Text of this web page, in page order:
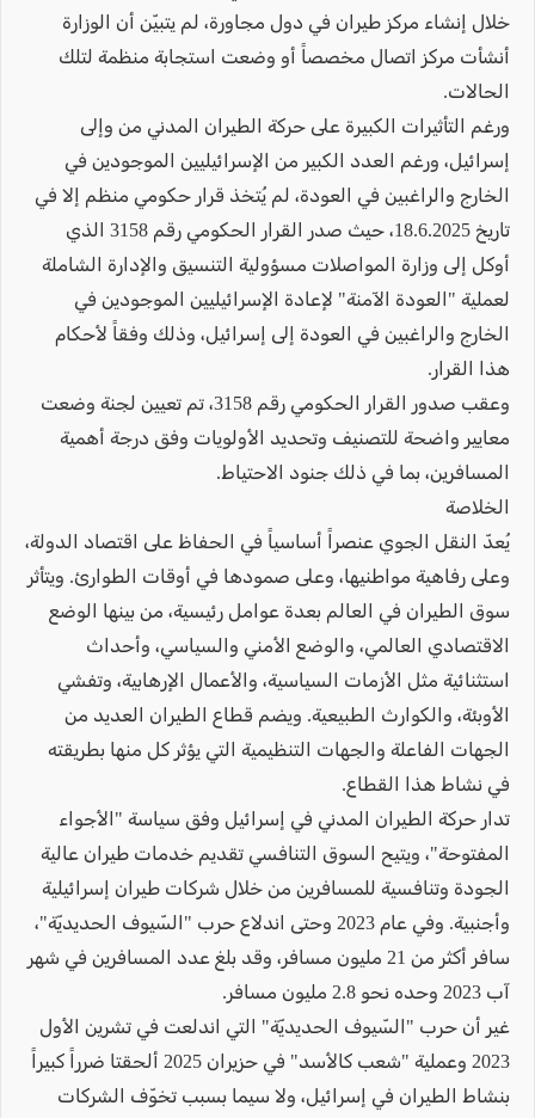
خلال إنشاء مركز طيران في دول مجاورة، لم يتبيّن أن الوزارة
أنشأت مركز اتصال مخصصاً أو وضعت استجابة منظمة لتلك
الحالات.
ورغم التأثيرات الكبيرة على حركة الطيران المدني من وإلى
إسرائيل، ورغم العدد الكبير من الإسرائيليين الموجودين في
الخارج والراغبين في العودة، لم يُتخذ قرار حكومي منظم إلا في
تاريخ 18.6.2025، حيث صدر القرار الحكومي رقم 3158 الذي
أوكل إلى وزارة المواصلات مسؤولية التنسيق والإدارة الشاملة
لعملية "العودة الآمنة" لإعادة الإسرائيليين الموجودين في
الخارج والراغبين في العودة إلى إسرائيل، وذلك وفقاً لأحكام
هذا القرار.
وعقب صدور القرار الحكومي رقم 3158، تم تعيين لجنة وضعت
معايير واضحة للتصنيف وتحديد الأولويات وفق درجة أهمية
المسافرين، بما في ذلك جنود الاحتياط.
الخلاصة
يُعدّ النقل الجوي عنصراً أساسياً في الحفاظ على اقتصاد الدولة،
وعلى رفاهية مواطنيها، وعلى صمودها في أوقات الطوارئ. ويتأثر
سوق الطيران في العالم بعدة عوامل رئيسية، من بينها الوضع
الاقتصادي العالمي، والوضع الأمني والسياسي، وأحداث
استثنائية مثل الأزمات السياسية، والأعمال الإرهابية، وتفشي
الأوبئة، والكوارث الطبيعية. ويضم قطاع الطيران العديد من
الجهات الفاعلة والجهات التنظيمية التي يؤثر كل منها بطريقته
في نشاط هذا القطاع.
تدار حركة الطيران المدني في إسرائيل وفق سياسة "الأجواء
المفتوحة"، ويتيح السوق التنافسي تقديم خدمات طيران عالية
الجودة وتنافسية للمسافرين من خلال شركات طيران إسرائيلية
وأجنبية. وفي عام 2023 وحتى اندلاع حرب "السّيوف الحديديّة"،
سافر أكثر من 21 مليون مسافر، وقد بلغ عدد المسافرين في شهر
آب 2023 وحده نحو 2.8 مليون مسافر.
غير أن حرب "السّيوف الحديديّة" التي اندلعت في تشرين الأول
2023 وعملية "شعب كالأسد" في حزيران 2025 ألحقتا ضرراً كبيراً
بنشاط الطيران في إسرائيل، ولا سيما بسبب تخوّف الشركات